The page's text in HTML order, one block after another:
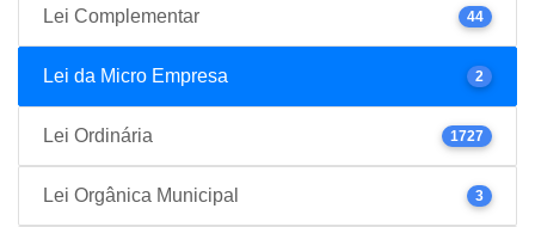
Lei Complementar 44
Lei da Micro Empresa 2
Lei Ordinária 1727
Lei Orgânica Municipal 3